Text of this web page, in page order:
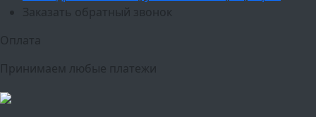
Заказать обратный звонок
Оплата
Принимаем любые платежи